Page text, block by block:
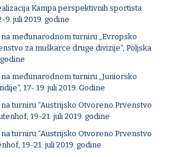
Kampa perspektivnih sportista
9. juli 2019. godine
na međunarodnom turniru „Evropsko
za muškarce druge divizije“, Poljska
na međunarodnom turniru „Juniorsko
17- 19. juli 2019. Godine
na turniru “Austrijsko Otvoreno Prvenstvo
19-21. juli 2019. godine
na turniru “Austrijsko Otvoreno Prvenstvo
19-21. juli 2019. godine